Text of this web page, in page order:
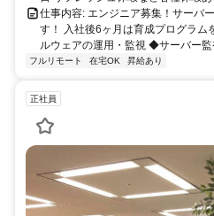
仕事内容: エンジニア募集！サーバ
す！ 入社後6ヶ月は育成プログラ
ルウェアの運用・監視 ◆サーバー
フルリモート 在宅OK 昇給あり
正社員